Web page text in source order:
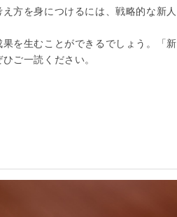
方を身につけるには、戦略的な新人
を生むことができるでしょう。「新
ご一読ください。